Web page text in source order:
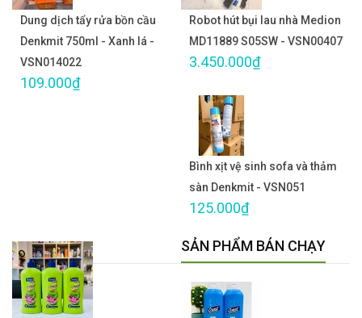
Dung dịch tẩy rửa bồn cầu
Denkmit 750ml - Xanh lá -
VSN014022
109.000₫
Robot hút bụi lau nhà Medion
MD11889 S05SW - VSN00407
3.450.000₫
Bình xịt vệ sinh sofa và thảm
sàn Denkmit - VSN051
125.000₫
SẢN PHẨM BÁN CHẠY